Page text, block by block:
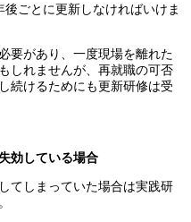
ごとに更新しなければいけま
要があり、一度現場を離れた
しれませんが、再就職の可否
続けるためにも更新研修は受
効している場合
てしまっていた場合は実践研